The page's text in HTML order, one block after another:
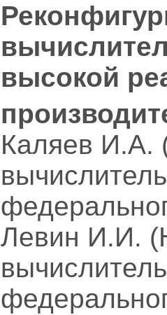
высокой
Каляев И.А.
Левин И.И.